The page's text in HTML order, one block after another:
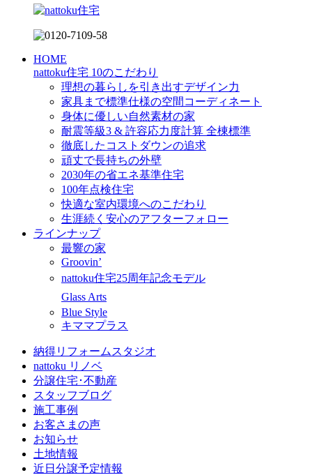
HOME
nattoku住宅 10のこだわり
理想の暮らしを引き出すデザイン力
家具まで標準仕様の空間コーディネート
身体に優しい自然素材の家
耐震等級3 & 許容応力度計算 全棟標準
徹底したコストダウンの追求
頑丈で長持ちの外壁
2030年の省エネ基準住宅
100年点検住宅
快適な室内環境へのこだわり
生涯続く安心のアフターフォロー
ラインナップ
最響の家
Groovin’
nattoku住宅25周年記念モデル
Glass Arts
Blue Style
キママプラス
納得リフォームスタジオ
nattoku リノベ
分譲住宅･不動産
スタッフブログ
施工事例
お客さまの声
お知らせ
土地情報
近日分譲予定情報